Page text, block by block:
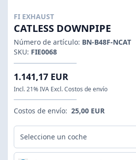
FI EXHAUST
CATLESS DOWNPIPE
Número de artículo: BN-B48F-NCAT
SKU: FIE0068
1.141,17 EUR
Incl. 21% IVA Excl. Costos de envío
Costos de envío: 25,00 EUR
Seleccione un coche